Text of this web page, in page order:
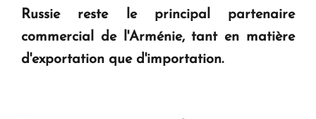
Le premier hôtel Hyatt Regency d'Arménie
ouvrira ses portes à Dilijan
Russie reste le principal partenaire
commercial de l'Arménie, tant en matière
d'exportation que d'importation.